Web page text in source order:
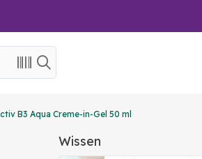
B3 Aqua Creme-in-Gel 50 ml
Wissen